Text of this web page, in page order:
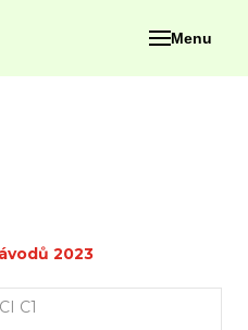
Menu
2023
C1